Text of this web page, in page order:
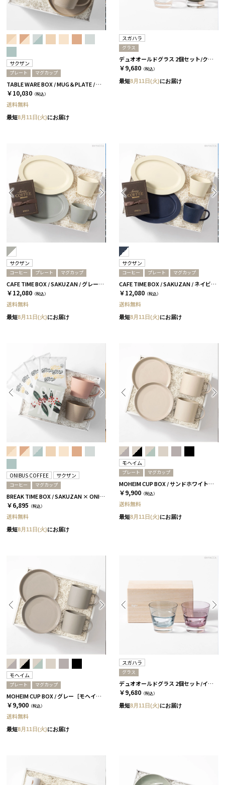
サクザン
プレート マグカップ
TABLE WARE BOX / MUG＆PLATE / グレージュ＆コーラルベージュ［サクザン×HYACCA］
￥10,030 （税込）
送料無料
最短8月11日(火)にお届け
スガハラ
グラス
デュオオールドグラス 2個セット/クリアー＆カーボンブラック［スガハラ］
￥9,680 （税込）
最短8月11日(火)にお届け
サクザン
コーヒー プレート マグカップ
CAFE TIME BOX / SAKUZAN / グレー＆ホワイト
￥12,080 （税込）
送料無料
最短8月11日(火)にお届け
サクザン
コーヒー プレート マグカップ
CAFE TIME BOX / SAKUZAN / ネイビー＆ホワイト
￥12,080 （税込）
送料無料
最短8月11日(火)にお届け
ONIBUS COFFEE サクザン
コーヒー マグカップ
BREAK TIME BOX / SAKUZAN × ONIBUS COFFEE グレージュ＆コーラルベージュ
￥6,895 （税込）
送料無料
最短8月11日(火)にお届け
モヘイム
プレート マグカップ
MOHEIM CUP BOX / サンドホワイト［モヘイム］
￥9,900 （税込）
送料無料
最短8月11日(火)にお届け
モヘイム
プレート マグカップ
MOHEIM CUP BOX / グレー［モヘイム］
￥9,900 （税込）
送料無料
最短8月11日(火)にお届け
スガハラ
グラス
デュオオールドグラス 2個セット/インディゴ＆ワインレッド［スガハラ］
￥9,680 （税込）
最短8月11日(火)にお届け